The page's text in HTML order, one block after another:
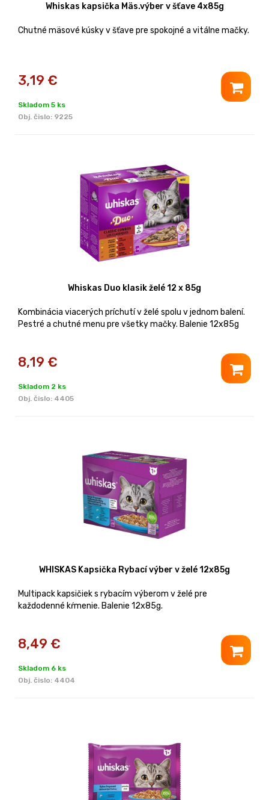
Whiskas kapsička Mäs.výber v šťave 4x85g
Chutné mäsové kúsky v šťave pre spokojné a vitálne mačky.
3,19 €
Skladom 5 ks
Obj. čislo: 9225
Whiskas Duo klasik želé 12 x 85g
Kombinácia viacerých príchutí v želé spolu v jednom balení.
Pestré a chutné menu pre všetky mačky. Balenie 12x85g
8,19 €
Skladom 2 ks
Obj. čislo: 4405
WHISKAS Kapsička Rybací výber v želé 12x85g
Multipack kapsičiek s rybacím výberom v želé pre
každodenné kŕmenie. Balenie 12x85g.
8,49 €
Skladom 6 ks
Obj. čislo: 4404